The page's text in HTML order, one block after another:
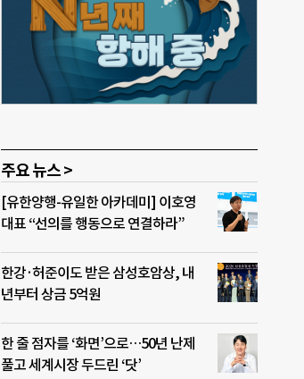
주요 뉴스 >
[유한양행-유일한 아카데미] 이호영
대표 “선의를 행동으로 연결하라”
한강·허준이도 받은 삼성호암상, 내
년부터 상금 5억원
한 줄 점자를 ‘화면’으로…50년 난제
풀고 세계시장 두드린 ‘닷’